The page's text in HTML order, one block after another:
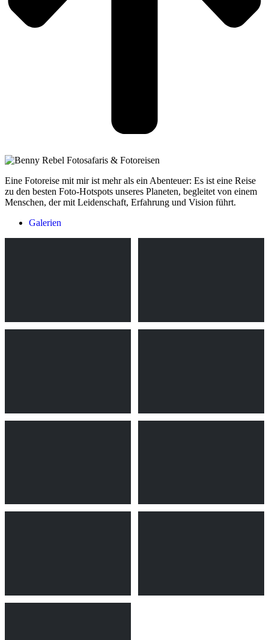
Eine Fotoreise mit mir ist mehr als ein Abenteuer: Es ist eine Reise
zu den besten Foto-Hotspots unseres Planeten, begleitet von einem
Menschen, der mit Leidenschaft, Erfahrung und Vision führt.
Galerien